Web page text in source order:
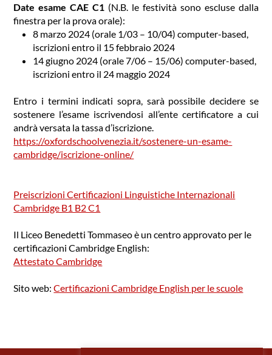
Date esame CAE C1 (N.B. le festività sono escluse dalla
finestra per la prova orale):
8 marzo 2024 (orale 1/03 – 10/04) computer-based,
iscrizioni entro il 15 febbraio 2024
14 giugno 2024 (orale 7/06 – 15/06) computer-based,
iscrizioni entro il 24 maggio 2024
Entro i termini indicati sopra, sarà possibile decidere se
sostenere l’esame iscrivendosi all’ente certificatore a cui
andrà versata la tassa d’iscrizione.
https://oxfordschoolvenezia.it/sostenere-un-esame-
cambridge/iscrizione-online/
Preiscrizioni Certificazioni Linguistiche Internazionali
Cambridge B1 B2 C1
Il Liceo Benedetti Tommaseo è un centro approvato per le
certificazioni Cambridge English:
Attestato Cambridge
Sito web:Certificazioni Cambridge English per le scuole